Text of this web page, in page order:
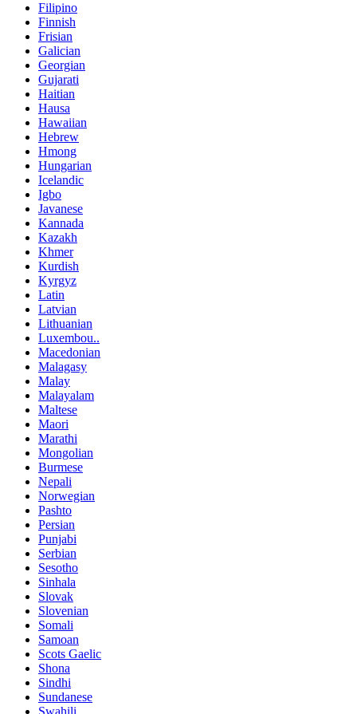
Filipino
Finnish
Frisian
Galician
Georgian
Gujarati
Haitian
Hausa
Hawaiian
Hebrew
Hmong
Hungarian
Icelandic
Igbo
Javanese
Kannada
Kazakh
Khmer
Kurdish
Kyrgyz
Latin
Latvian
Lithuanian
Luxembou..
Macedonian
Malagasy
Malay
Malayalam
Maltese
Maori
Marathi
Mongolian
Burmese
Nepali
Norwegian
Pashto
Persian
Punjabi
Serbian
Sesotho
Sinhala
Slovak
Slovenian
Somali
Samoan
Scots Gaelic
Shona
Sindhi
Sundanese
Swahili